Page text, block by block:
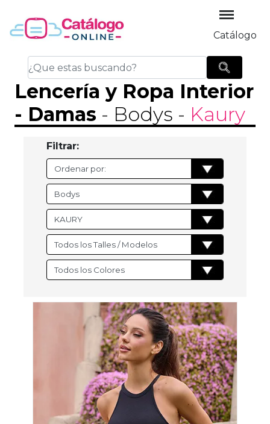
Catálogo
Lencería y Ropa Interior
- Damas - Bodys - Kaury
Filtrar: